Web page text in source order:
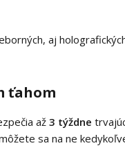
aj
ťahom
až 3 týždne
sa na ne